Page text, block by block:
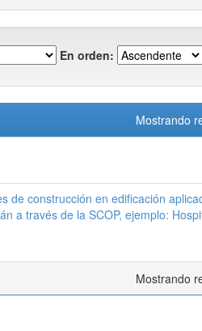
En orden:
Mostrando
de construcción en edificación
a través de la SCOP, ejemplo:
Mostrando